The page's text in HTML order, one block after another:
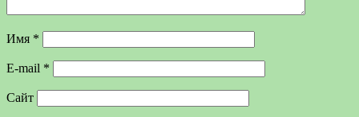
Имя *
E-mail *
Сайт